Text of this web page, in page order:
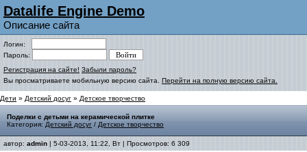
Datalife Engine Demo
Описание сайта
Логин:
Пароль:
Регистрация на сайте! Забыли пароль?
Вы просматриваете мобильную версию сайта. Перейти на полную версию сайта.
Дети » Детский досуг » Детское творчество
Поделки с детьми на керамической плитке
Категория: Детский досуг / Детское творчество
автор: admin | 5-03-2013, 11:22, Вт | Просмотров: 6 309